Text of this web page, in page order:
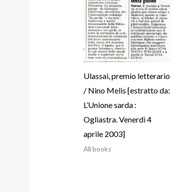
Ulassai, premio letterario
/ Nino Melis [estratto da:
L’Unione sarda :
Ogliastra. Venerdì 4
aprile 2003]
All books